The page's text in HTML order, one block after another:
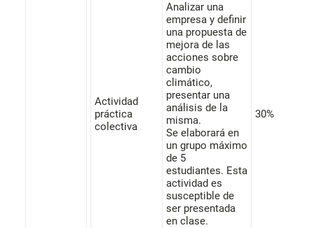
Actividad
práctica
colectiva
Analizar una
empresa y definir
una propuesta de
mejora de las
acciones sobre
cambio
climático,
presentar una
análisis de la
misma.
Se elaborará en
un grupo máximo
de 5
estudiantes. Esta
actividad es
susceptible de
ser presentada
en clase.
30%